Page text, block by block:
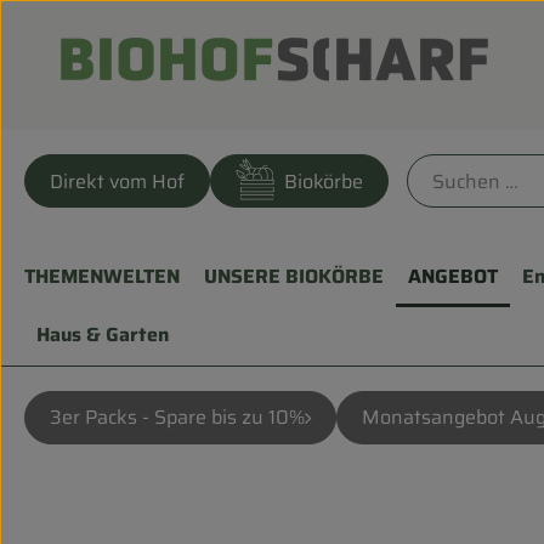
Direkt vom Hof Biokörbe
THEMENWELTEN UNSERE BIOKÖRBE ANGEBOT
Haus & Garten
3er Packs - Spare bis zu 10% Monatsangebot